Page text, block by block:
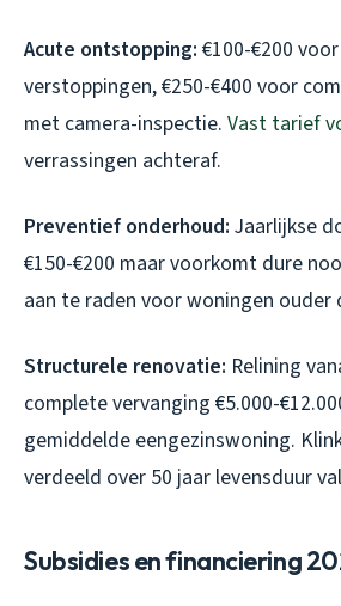
Acute ontstopping: €100-€200
verstoppingen, €250-€400 voor
met camera-inspectie. Vast tarief
verrassingen achteraf.
Preventief onderhoud: Jaarlijkse
€150-€200 maar voorkomt dure
aan te raden voor woningen ouder
Structurele renovatie: Relining
complete vervanging €5.000-
gemiddelde eengezinswoning.
verdeeld over 50 jaar levensduur
Subsidies en financiering